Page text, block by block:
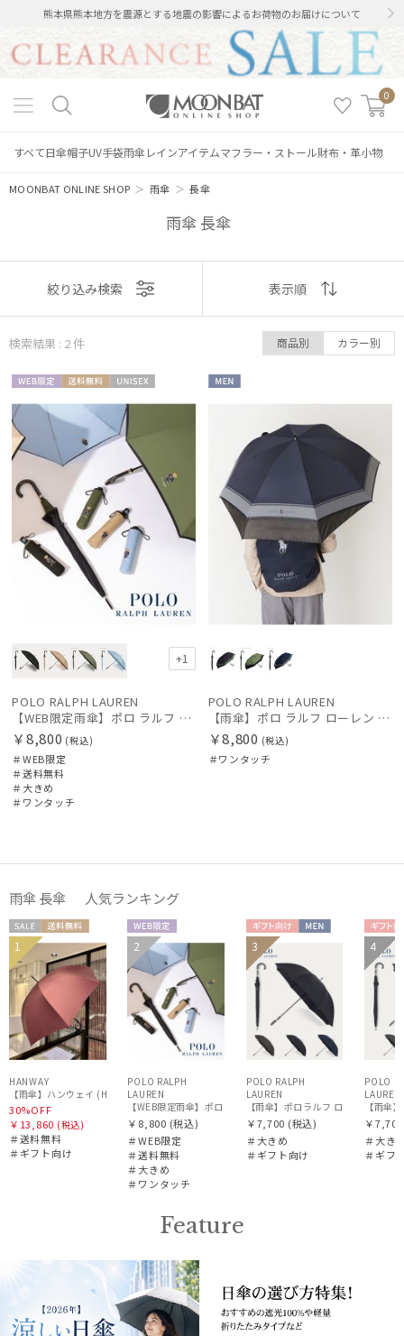
熊本県熊本地方を震源とする地震の影響によるお荷物のお届けについて
0
すべて日傘帽子UV手袋雨傘 レインアイテムマフラー・ストール財布・革小物
MOONBAT ONLINE SHOP ＞雨傘 ＞長傘
雨傘 長傘
レディース
カテゴリー
ブランド
傘機能
価格・割引率
在庫表示
販売状況
入荷状況
表示
おすすめ
価格の高い
順
価格の低い
順
人気順
売上点数順
絞り込み検索 表示順
検索結果 : 2件 商品別 カラー別
定
料
+1
POLO RALPH LAUREN
【WEB限定雨傘】ポロ ラルフ ローレン（POLO RALPH LAUREN）FLAG ベア
￥8,800 (税込)
＃WEB限定
＃送料無料
＃大きめ
＃ワンタッチ
POLO RALPH LAUREN
【雨傘】ポロ ラルフ ローレン (POLO RALPH LAUREN) バックパッカー リュックが濡れにくい後ろが伸びる傘
￥8,800 (税込)
＃ワンタッチ
雨傘 長傘 人気ランキング
セー
ル
送料無
料
ギフト
向け
WOME
N
1
HANWAY
【雨傘】ハンウェイ (HANWAY) 日本製
30%OFF
￥13,860 (税込)
＃送料無料
＃ギフト向け
WEB限
定
送料無
料
UNISE
X
2
POLO RALPH
LAUREN
【WEB限定雨傘】ポロ ラルフ ローレン（POLO RALPH
￥8,800 (税込)
＃WEB限定
＃送料無料
＃大きめ
＃ワンタッチ
ギフト
向け
3
POLO RALPH
LAUREN
【雨傘】ポロラルフ ローレン
￥7,700 (税込)
＃大きめ
＃ギフト向け
ギフト
向け
4
POLO
LAUREN
【雨傘
￥7,700
＃大き
＃ギフ
Feature